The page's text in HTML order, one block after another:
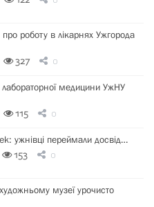
роботу в лікарнях Ужгорода
327 0
лабораторної медицини УжНУ
115 0
ужнівці переймали досвід…
153 0
музеї урочисто